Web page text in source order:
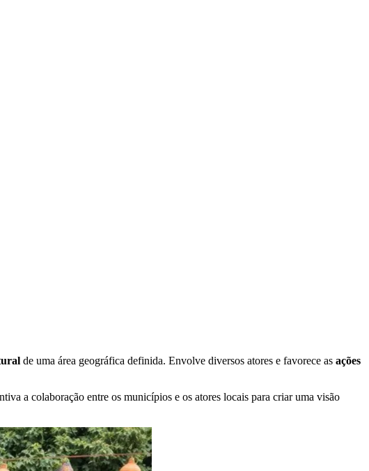
de uma área geográfica definida. Envolve diversos atores e favorece as ações
a colaboração entre os municípios e os atores locais para criar uma visão